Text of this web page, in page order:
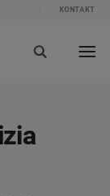
KONTAKT